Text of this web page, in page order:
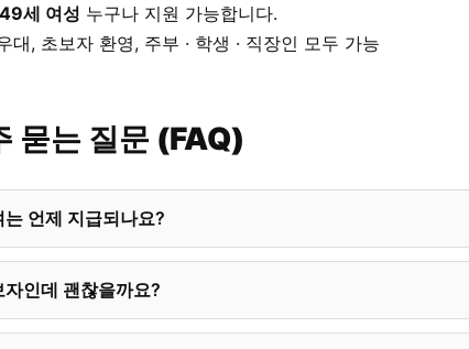
세 여성 누구나 지원 가능합니다.
대, 초보자 환영, 주부 · 학생 · 직장인 모두 가능
묻는 질문 (FAQ)
는 언제 지급되나요?
자인데 괜찮을까요?